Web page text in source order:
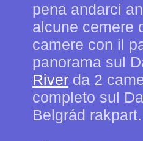
pena andarci
alcune cemere
camere con il
panorama sul
River da 2
completo sul
Belgrád rakpart.